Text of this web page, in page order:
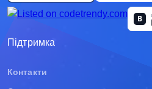
Підтримка
Контакти
日本語
Français
Nederlands